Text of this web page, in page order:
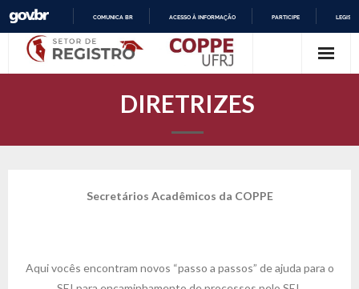
I
R
R
A
E
COMUNICA BR ACESSO À INFORMAÇÃO PARTICIPE
DIRETRIZES
Secretários Acadêmicos da COPPE
Aqui vocês encontram novos “passo a passos” de ajuda para o